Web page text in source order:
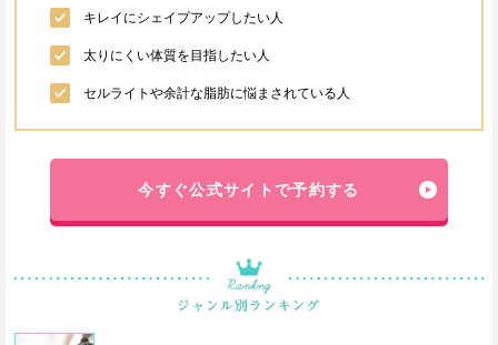
キレイにシェイプアップしたい人
太りにくい体質を目指したい人
セルライトや余計な脂肪に悩まされている人
今すぐ公式サイトで予約する